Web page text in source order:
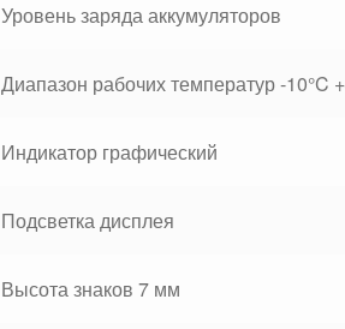
Уровень заряда аккумуляторов
Диапазон рабочих температур -10°C
Индикатор графический
Подсветка дисплея
Высота знаков 7 мм